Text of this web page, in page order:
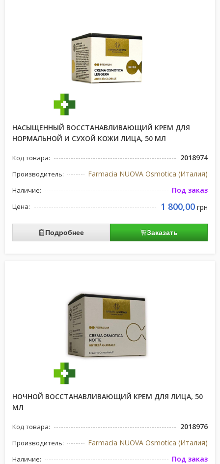
НАСЫЩЕННЫЙ ВОССТАНАВЛИВАЮЩИЙ КРЕМ ДЛЯ
НОРМАЛЬНОЙ И СУХОЙ КОЖИ ЛИЦА, 50 МЛ
Код товара: 2018974
Производитель: Farmacia NUOVA Osmotica (Италия)
Наличие: Под заказ
Цена: 1 800,00 грн
Подробнее Заказать
НОЧНОЙ ВОССТАНАВЛИВАЮЩИЙ КРЕМ ДЛЯ ЛИЦА, 50
МЛ
Код товара: 2018976
Производитель: Farmacia NUOVA Osmotica (Италия)
Наличие: Под заказ